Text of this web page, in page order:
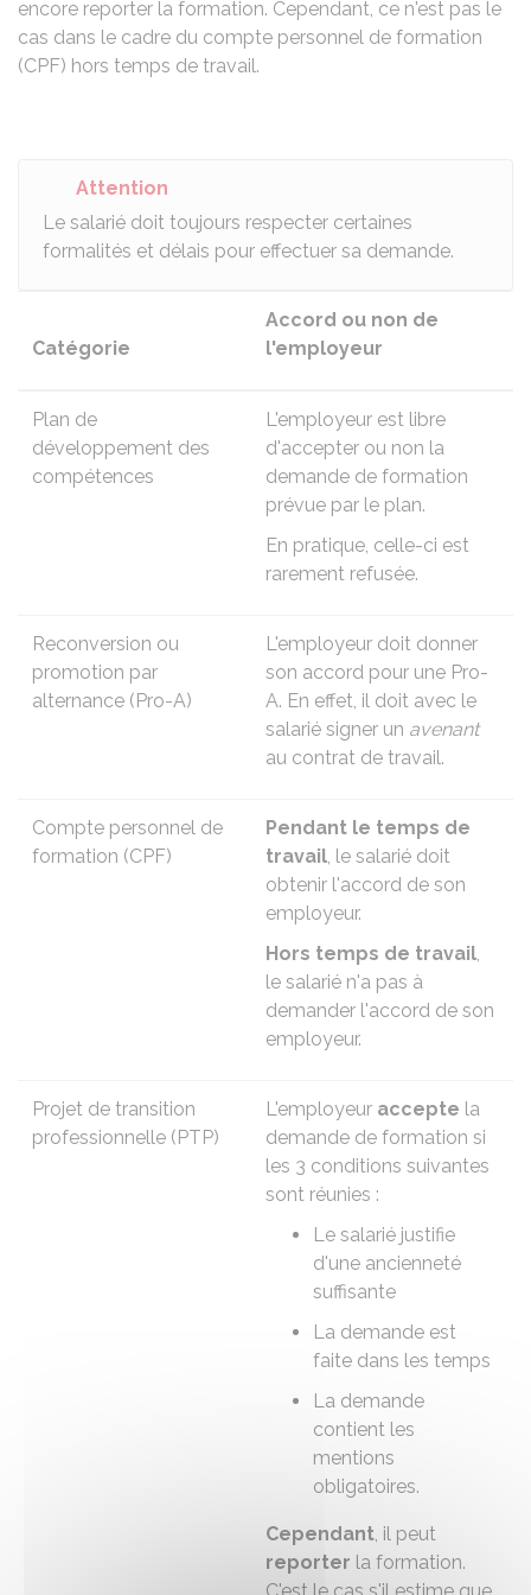
encore reporter la formation. Cependant, ce n'est pas le
cas dans le cadre du compte personnel de formation
(CPF) hors temps de travail.
Attention
Le salarié doit toujours respecter certaines
formalités et délais pour effectuer sa demande.
Catégorie
Accord ou non de
l'employeur
Plan de
développement des
compétences
L'employeur est libre
d'accepter ou non la
demande de formation
prévue par le plan.
En pratique, celle-ci est
rarement refusée.
Reconversion ou
promotion par
alternance (Pro-A)
L'employeur doit donner
son accord pour une Pro-
A. En effet, il doit avec le
salarié signer un avenant
au contrat de travail.
Compte personnel de
formation (CPF)
Pendant le temps de
travail, le salarié doit
obtenir l'accord de son
employeur.
Hors temps de travail,
le salarié n'a pas à
demander l'accord de son
employeur.
Projet de transition
professionnelle (PTP)
L'employeur accepte la
demande de formation si
les 3 conditions suivantes
sont réunies :
Le salarié justifie
d'une ancienneté
suffisante
La demande est
faite dans les temps
La demande
contient les
mentions
obligatoires.
Cependant, il peut
reporter la formation.